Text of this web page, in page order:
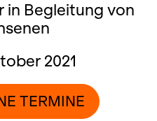
in Begleitung von
2021
TERMINE